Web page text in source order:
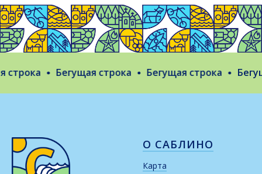
Бегущая строка Бегущая строка
О САБЛИНО
Карта